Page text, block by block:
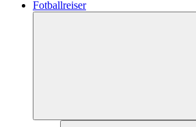
Fotballreiser